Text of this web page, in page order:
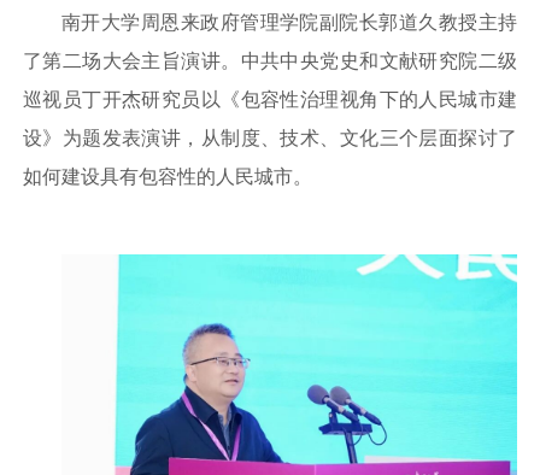
南开大学周恩来政府管理学院副院长郭道久教授主持
了第二场大会主旨演讲。中共中央党史和文献研究院二级
巡视员丁开杰研究员以《包容性治理视角下的人民城市建
设》为题发表演讲，从制度、技术、文化三个层面探讨了
如何建设具有包容性的人民城市。